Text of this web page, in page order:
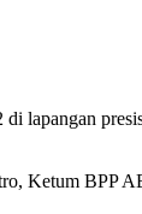
lapangan
Ketum BPP